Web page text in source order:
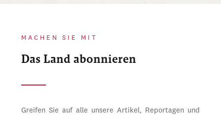
MACHEN SIE MIT
Das Land abonnieren
Greifen Sie auf alle unsere Artikel, Reportagen und